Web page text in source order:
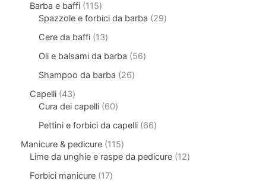
Barba e baffi 115
Spazzole e forbici da barba
29
Cere da baffi 13
Oli e balsami da barba
56
Shampoo da barba
26
Capelli 43
Cura dei capelli 60
Pettini e forbici da capelli 66
Manicure & pedicure 115
Lime da unghie e raspe da pedicure 12
Forbici manicure 17